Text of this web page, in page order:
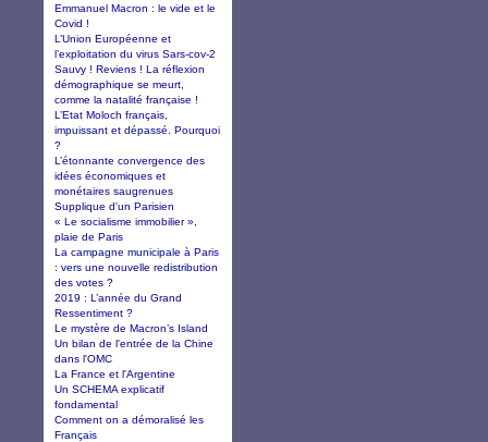
Emmanuel Macron : le vide et le
Covid !
L’Union Européenne et
l’exploitation du virus Sars-cov-2
Sauvy ! Reviens ! La réflexion
démographique se meurt,
comme la natalité française !
L’Etat Moloch français,
impuissant et dépassé. Pourquoi
?
L’étonnante convergence des
idées économiques et
monétaires saugrenues
Supplique d'un Parisien
« Le socialisme immobilier »,
plaie de Paris
La campagne municipale à Paris
: vers une nouvelle redistribution
des votes ?
2019 : L’année du Grand
Ressentiment ?
Le mystère de Macron’s Island
Un bilan de l'entrée de la Chine
dans l'OMC
La France et l'Argentine
Un SCHEMA explicatif
fondamental
Comment on a démoralisé les
Français